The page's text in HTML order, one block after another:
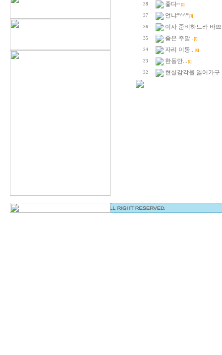
38 좋다~ [1]
37 언냐*^^* [1]
36 이사 준비하느라 바
35 좋은 주말.. [1]
34 자리 이동... [6]
33 한동안... [1]
32 현실감각을 잃어가구